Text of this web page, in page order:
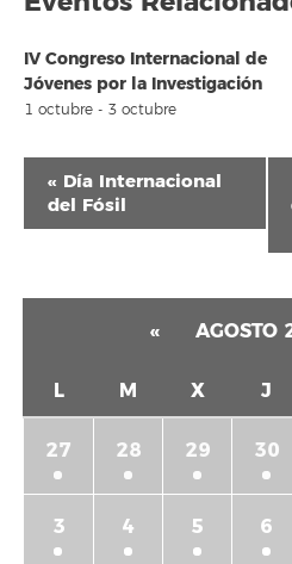
IV Congreso Internacional de
Jóvenes por la Investigación
1 octubre - 3 octubre
Navegación
del
Evento
« Día Internacional
del Fósil
« AGOSTO
L M X J
27 28 29 30
3 4 5 6